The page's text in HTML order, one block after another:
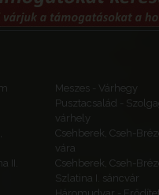
Meszes - Várhegy
Pusztacsalád -
várhely
Csehberek, Cseh-
vára
II.
Csehberek, Cseh-
Szlatina I. sáncvár